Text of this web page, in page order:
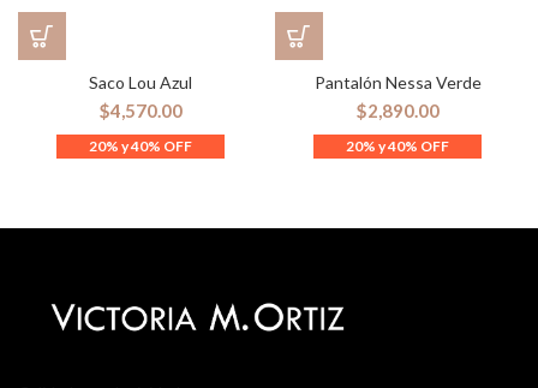
Saco Lou Azul
$4,570.00
Pantalón Nessa Verde
$2,890.00